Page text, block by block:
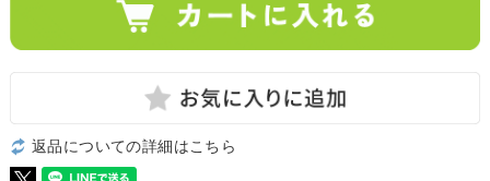
返品についての詳細はこちら